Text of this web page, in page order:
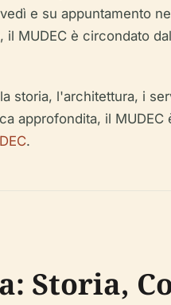
e su appuntamento
MUDEC è circondato
storia, l'architettura, i
approfondita, il
.
Storia,